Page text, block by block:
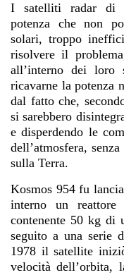
I satelliti radar di
potenza che non
solari, troppo
risolvere il
all’interno dei loro
ricavarne la potenza
dal fatto che,
si sarebbero
e disperdendo le
dell’atmosfera,
sulla Terra.
Kosmos 954 fu
interno un reattore
contenente 50 kg di
seguito a una serie
1978 il satellite
velocità dell’orbita,